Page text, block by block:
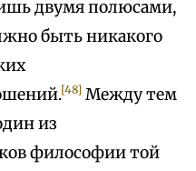
двумя полюсами,
быть никакого
[48] Между тем
из
философии той